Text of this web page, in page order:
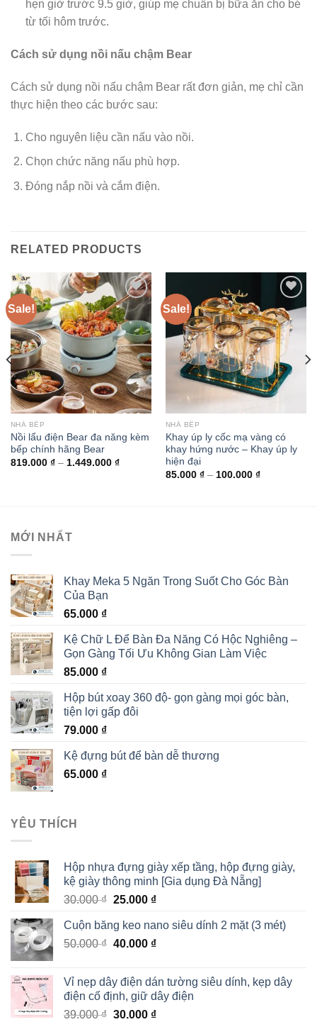
hẹn giờ trước 9.5 giờ, giúp mẹ chuẩn bị bữa ăn cho bé
từ tối hôm trước.
Cách sử dụng nồi nấu chậm Bear
Cách sử dụng nồi nấu chậm Bear rất đơn giản, mẹ chỉ cần
thực hiện theo các bước sau:
Cho nguyên liệu cần nấu vào nồi.
Chọn chức năng nấu phù hợp.
Đóng nắp nồi và cắm điện.
RELATED PRODUCTS
Sale!
Add to
wishlist
NHÀ BẾP
Nồi lẩu điện Bear đa năng kèm
bếp chính hãng Bear
819.000 ₫– 1.449.000 ₫
Sale!
Add to
wishlist
NHÀ BẾP
Khay úp ly cốc mạ vàng có
khay hứng nước – Khay úp ly
hiện đại
85.000 ₫– 100.000 ₫
MỚI NHẤT
Khay Meka 5 Ngăn Trong Suốt Cho Góc Bàn
Của Bạn
65.000 ₫
Kệ Chữ L Để Bàn Đa Năng Có Hộc Nghiêng –
Gọn Gàng Tối Ưu Không Gian Làm Việc
85.000 ₫
Hộp bút xoay 360 độ- gọn gàng mọi góc bàn,
tiện lợi gấp đôi
79.000 ₫
Kệ đựng bút để bàn dễ thương
65.000 ₫
YÊU THÍCH
Hộp nhựa đựng giày xếp tầng, hộp đựng giày,
kệ giày thông minh [Gia dụng Đà Nẵng]
30.000₫ 25.000 ₫
Cuộn băng keo nano siêu dính 2 mặt (3 mét)
50.000₫ 40.000 ₫
Vỉ nẹp dây điện dán tường siêu dính, kẹp dây
điện cố định, giữ dây điện
39.000₫ 30.000 ₫